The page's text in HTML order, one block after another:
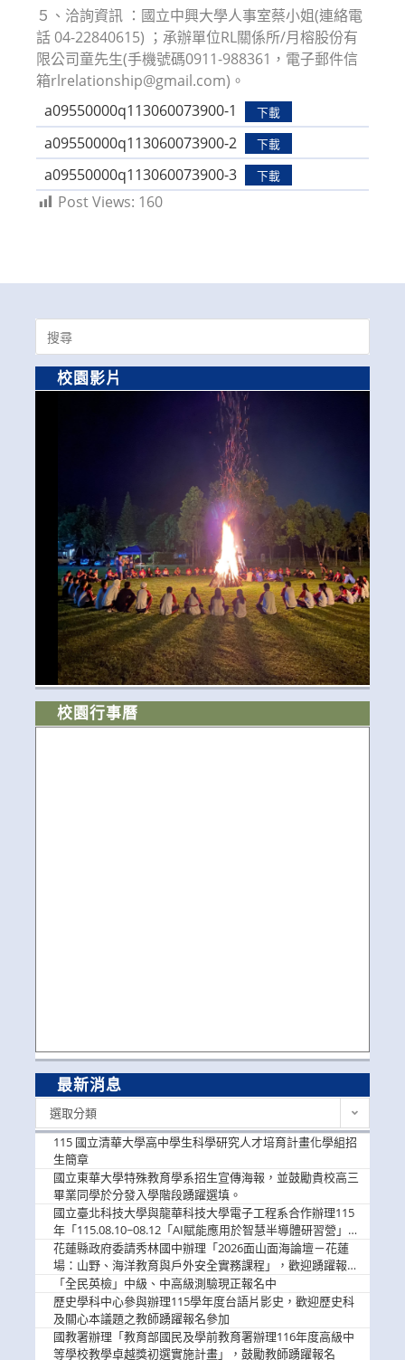
５、洽詢資訊 ：國立中興大學人事室蔡小姐(連絡電
話 04-22840615) ；承辦單位RL關係所/月榕股份有
限公司童先生(手機號碼0911-988361，電子郵件信
箱rlrelationship@gmail.com)。
a09550000q113060073900-1
下載
a09550000q113060073900-2 下載
a09550000q113060073900-3 下載
Post Views: 160
Search
for:
校園影片
校園行事曆
最新消息
選取分類
115 國立清華大學高中學生科學研究人才培育計畫化學組招
生簡章
國立東華大學特殊教育學系招生宣傳海報，並鼓勵貴校高三
畢業同學於分發入學階段踴躍選填。
國立臺北科技大學與龍華科技大學電子工程系合作辦理115
年「115.08.10~08.12「AI賦能應用於智慧半導體研習營」，
歡迎學生踴躍報名參加
花蓮縣政府委請秀林國中辦理「2026面山面海論壇－花蓮
場：山野、海洋教育與戶外安全實務課程」，歡迎踴躍報名
參加
「全民英檢」中級、中高級測驗現正報名中
歷史學科中心參與辦理115學年度台語片影史，歡迎歷史科
及關心本議題之教師踴躍報名參加
國教署辦理「教育部國民及學前教育署辦理116年度高級中
等學校教學卓越獎初選實施計畫」，鼓勵教師踴躍報名